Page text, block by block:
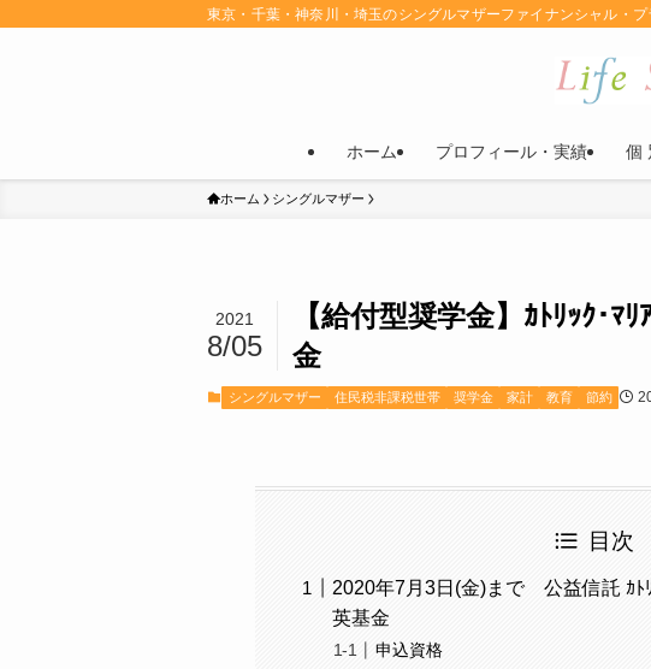
東京・千葉・神奈川・埼玉のシングルマザーファイナンシャル・プ
ホーム プロフィール・実績 個
ホーム シングルマザー
【給付型奨学金】ｶﾄﾘｯｸ･ﾏ
金
2021
8/05
シングルマザー 住民税非課税世帯 奨学金 家計 教育 節約
目次
2020年7月3日(金)まで 公益信託 ｶﾄﾘ
英基金
申込資格